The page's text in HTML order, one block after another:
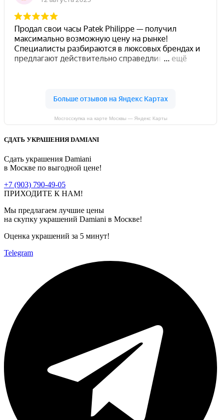
Мосгосскупка на карте Москвы — Яндекс Карты
СДАТЬ УКРАШЕНИЯ DAMIANI
Сдать украшения Damiani
в Москве по выгодной цене!
+7 (903) 790-49-05
ПРИХОДИТЕ К НАМ!
Мы предлагаем лучшие цены
на скупку украшений Damiani в Москве!
Оценка украшений за 5 минут!
Telegram